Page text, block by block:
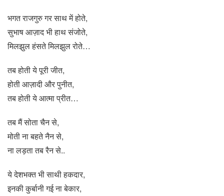
भगत राजगुरु गर साथ में होते,
सुभाष आज़ाद भी हाथ संजोते,
मिलझुल हंसते मिलझुल रोते…
तब होती ये पूरी जीत,
होती आज़ादी और पुनीत,
तब होती ये आत्मा प्रीत…
तब मैं सोता चैन से,
मोती ना बहते नैन से,
ना लड़ता तब रैन से..
ये देशभक्त भी साथी हकदार,
इनकी कुर्बानी गई ना बेकार,